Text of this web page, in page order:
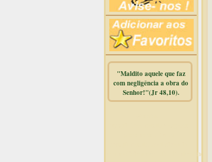
"Maldito aquele que faz
com negligência a obra do
Senhor!"(Jr 48,10).
/home/dicionar/public_html/online.php